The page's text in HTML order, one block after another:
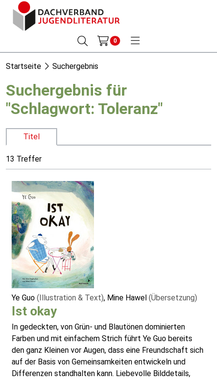
0
Startseite Suchergebnis
Suchergebnis für
"Schlagwort: Toleranz"
Titel
13 Treffer
Ye Guo (Illustration & Text), Mine Hawel (Übersetzung)
Ist okay
In gedeckten, von Grün- und Blautönen dominierten
Farben und mit einfachem Strich führt Ye Guo bereits
den ganz Kleinen vor Augen, dass eine Freundschaft sich
auf der Basis von Gemeinsamkeiten entwickeln und
Differenzen standhalten kann. Liebevolle Bilddetails,